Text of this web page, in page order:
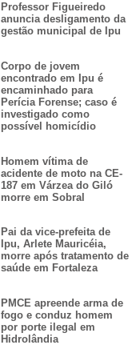
Professor Figueiredo
anuncia desligamento da
gestão municipal de Ipu
Corpo de jovem
encontrado em Ipu é
encaminhado para
Perícia Forense; caso é
investigado como
possível homicídio
Homem vítima de
acidente de moto na CE-
187 em Várzea do Giló
morre em Sobral
Pai da vice-prefeita de
Ipu, Arlete Mauricéia,
morre após tratamento de
saúde em Fortaleza
PMCE apreende arma de
fogo e conduz homem
por porte ilegal em
Hidrolândia